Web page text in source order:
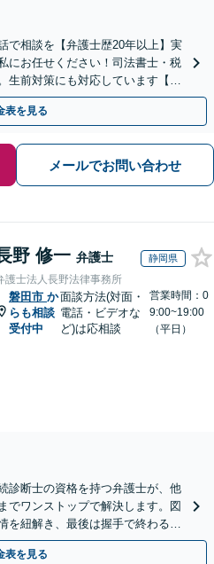
で相談を【弁護士歴20年以上】実
にお任せください！司法書士・税
生前対策にも対応しています【夜
厳守】
表を見る
メールでお問い合わせ
野 修一 弁護士 静岡県
護士法人長野法律事務所
磐田市 か
らも相談
受付中
面談方法(対面・
電話・ビデオな
ど)は応相談
営業時間：0
9:00~19:00
（平日）
診断士の資格を持つ弁護士が、他
でワンストップで解決します。図
を紐解き、最後は握手で終わる円
・神奈川県対応】
表を見る